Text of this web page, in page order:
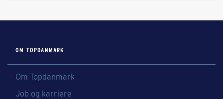
OM TOPDANMARK
Om Topdanmark
Job og karriere